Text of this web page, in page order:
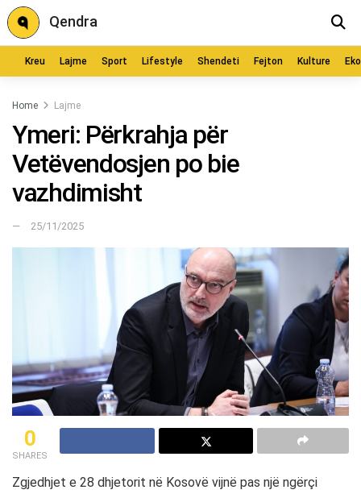
Qendra
Kreu Lajme Sport Lifestyle Shendeti Fejton Kulture
Home Lajme
Ymeri: Përkrahja për
Vetëvendosjen po bie
vazhdimisht
25/11/2025
0
SHARES
Zgjedhjet e 28 dhjetorit në Kosovë vijnë pas një ngërçi